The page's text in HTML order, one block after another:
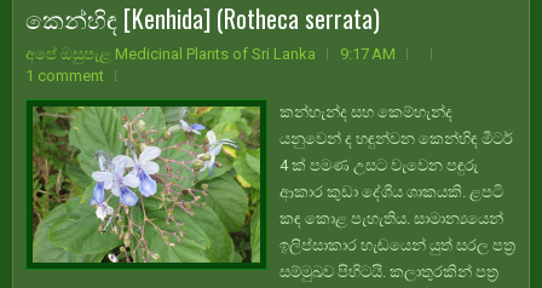
කෙන්හිඳ [Kenhida] (Rotheca serrata)
අපේ ඔසුපැළ Medicinal Plants of Sri Lanka
9:17 AM
1 comment
කන්හැන්ද සහ කෙම්හැන්ද
යනුවෙන් ද හඳුන්වන කෙන්හිඳ මීටර්
4 ක් පමණ උසට වැවෙන පඳුරු
ආකාර කුඩා දේශීය ශාකයකි. ළපටි
කඳ කොළ පැහැතිය. සාමාන්‍යයෙන්
ඉලිප්සාකාර හැඬයෙන් යුත් සරල පත්‍ර
සම්මුඛව පිහිටයි. කලාතුරකින් පත්‍ර